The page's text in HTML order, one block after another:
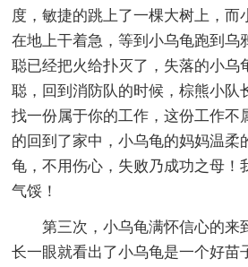
度，敏捷的跳上了一棵大树上，而
在地上干着急，等到小乌龟跑到乌
聪已经把火给扑灭了，失落的小乌
聪，回到消防队的时候，棕熊小队
找一份属于你的工作，这份工作不
的回到了家中，小乌龟的妈妈温柔
龟，不用伤心，失败乃成功之母！
气馁！
第三次，小乌龟满怀信心的来
长一眼就看出了小乌龟是一个好苗